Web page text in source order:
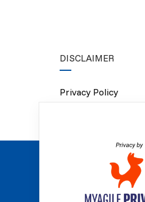
DISCLAIMER
Privacy Policy